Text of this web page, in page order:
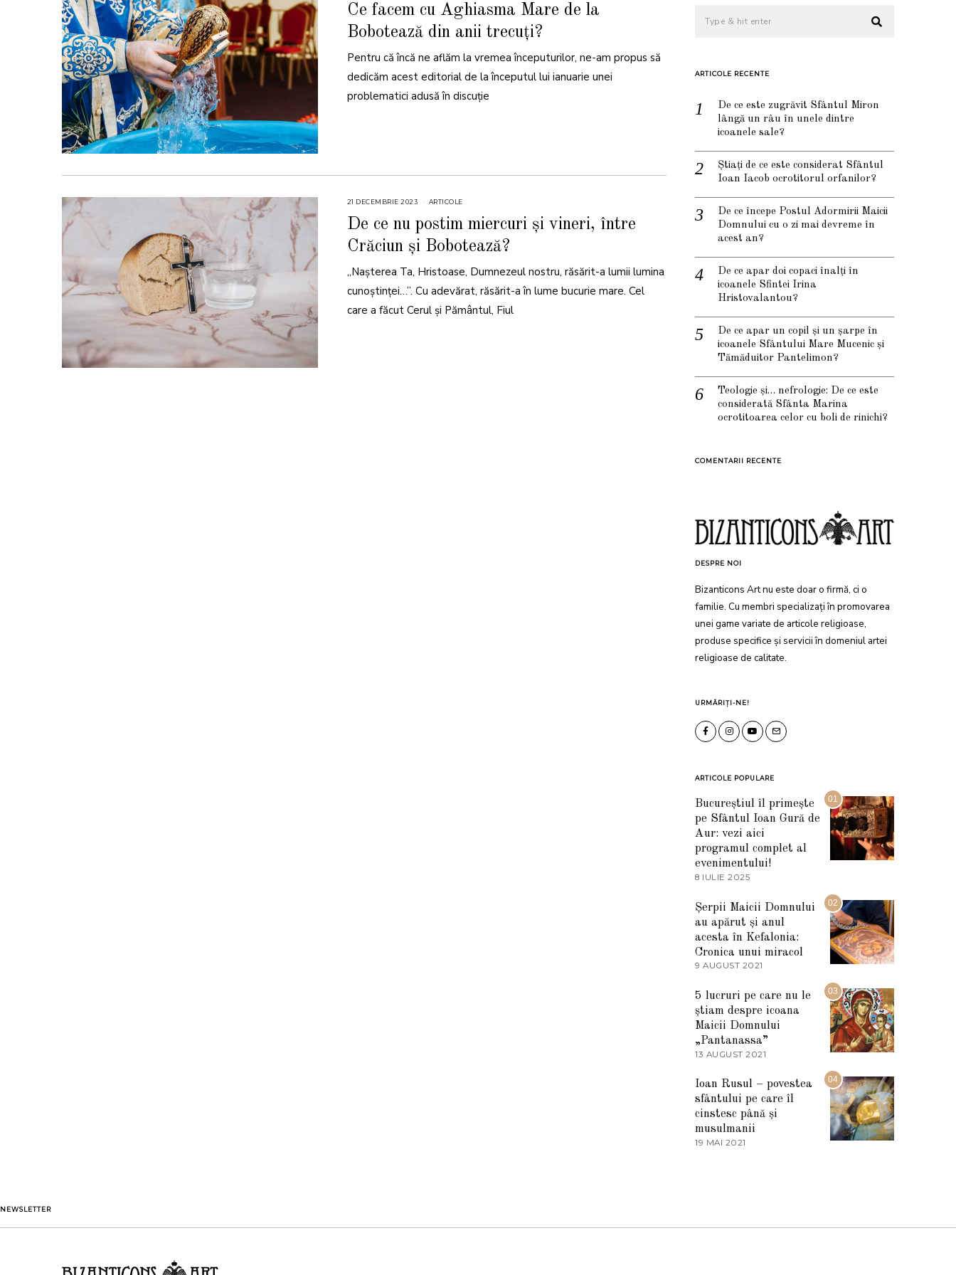
N
A
R
E
2
Ce facem cu Aghiasma Mare de la
Bobotează din anii trecuți?
Pentru că încă ne aflăm la vremea începuturilor, ne-am propus să
dedicăm acest editorial de la începutul lui ianuarie unei
problematici adusă în discuție
21 DECEMBRIE 2023
E
C
E
M
R
E
2
2
ARTICOLE
De ce nu postim miercuri și vineri, între
Crăciun și Bobotează?
„Naşterea Ta, Hristoase, Dumnezeul nostru, răsărit-a lumii lumina
cunoştinţei…”. Cu adevărat, răsărit-a în lume bucurie mare. Cel
care a făcut Cerul și Pământul, Fiul
ARTICOLE RECENTE
De ce este zugrăvit Sfântul Miron
lângă un râu în unele dintre
icoanele sale?
Știați de ce este considerat Sfântul
Ioan Iacob ocrotitorul orfanilor?
De ce începe Postul Adormirii Maicii
Domnului cu o zi mai devreme în
acest an?
De ce apar doi copaci înalți în
icoanele Sfintei Irina
Hristovalantou?
De ce apar un copil și un șarpe în
icoanele Sfântului Mare Mucenic și
Tămăduitor Pantelimon?
Teologie și… nefrologie: De ce este
considerată Sfânta Marina
ocrotitoarea celor cu boli de rinichi?
COMENTARII RECENTE
DESPRE NOI
Bizanticons Art nu este doar o firmă, ci o
familie. Cu membri specializați în promovarea
unei game variate de articole religioase,
produse specifice și servicii în domeniul artei
religioase de calitate.
URMĂRIȚI-NE!
ARTICOLE POPULARE
01
Bucureștiul îl primește
pe Sfântul Ioan Gură de
Aur: vezi aici
programul complet al
evenimentului!
8 IULIE 2025
U
L
I
2
0
5
02
Șerpii Maicii Domnului
au apărut și anul
acesta în Kefalonia:
Cronica unui miracol
9 AUGUST 2021
A
R
T
I
2
2
2
03
5 lucruri pe care nu le
știam despre icoana
Maicii Domnului
„Pantanassa”
13 AUGUST 2021
U
G
U
S
04
Ioan Rusul – povestea
sfântului pe care îl
cinstesc până și
musulmanii
19 MAI 2021
NEWSLETTER